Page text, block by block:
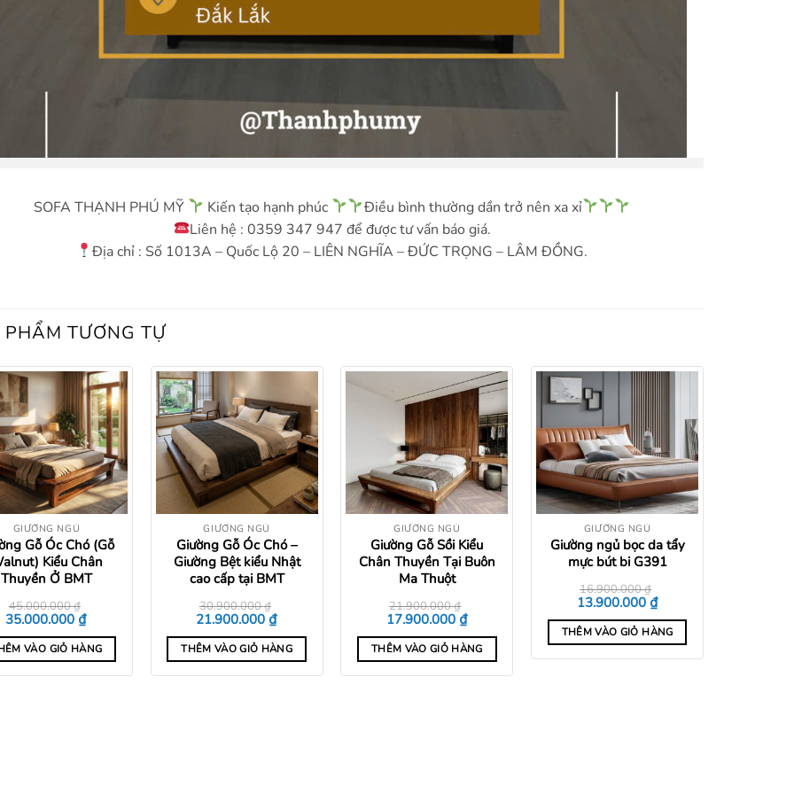
SOFA THẠNH PHÚ MỸ Kiến tạo hạnh phúc
Điều bình thường dần trở nên xa xỉ
Liên hệ : 0359 347 947 để được tư vấn báo giá.
Địa chỉ : Số 1013A – Quốc Lộ 20 – LIÊN NGHĨA – ĐỨC TRỌNG – LÂM ĐỒNG.
PHẨM TƯƠNG TỰ
Add to
wishlist
GIƯỜNG NGỦ
Gỗ Óc Chó (Gỗ
Kiểu Chân
Thuyền Ở BMT
45.000.000₫
Giá
gốc
là:
45.000.000 ₫.
35.000.000 ₫Giá
tại
là:
35.000.000 ₫.
VÀO GIỎ HÀNG
Add to
wishlist
GIƯỜNG NGỦ
Giường Gỗ Óc Chó –
Giường Bệt kiểu Nhật
cao cấp tại BMT
30.900.000₫
Giá
gốc
là:
30.900.000 ₫.
21.900.000 ₫Giá
tại
là:
21.900.000 ₫.
THÊM VÀO GIỎ HÀNG
Add to
wishlist
GIƯỜNG NGỦ
Giường Gỗ Sồi Kiểu
Chân Thuyền Tại Buôn
Ma Thuột
21.900.000₫
Giá
gốc
là:
21.900.000 ₫.
17.900.000 ₫Giá
hiện
tại
là:
17.900.000 ₫.
THÊM VÀO GIỎ HÀNG
wishlist
GIƯỜNG NGỦ
Giường ngủ bọc da tẩy
mực bút bi G391
16.900.000₫
Giá
gốc
là:
16.900.000 ₫.
13.900.000 ₫Giá
hiện
tại
là:
13.900.000 ₫.
THÊM VÀO GIỎ HÀNG